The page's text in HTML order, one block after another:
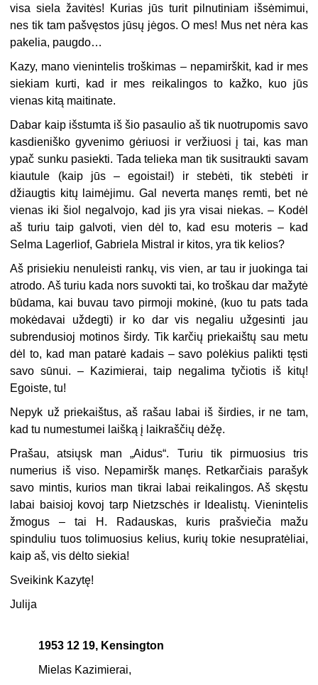
visa siela žavitės! Kurias jūs turit pilnutiniam išsėmimui,
nes tik tam pašvęstos jūsų jėgos. O mes! Mus net nėra kas
pakelia, paugdo…
Kazy, mano vienintelis troškimas – nepamirškit, kad ir mes
siekiam kurti, kad ir mes reikalingos to kažko, kuo jūs
vienas kitą maitinate.
Dabar kaip išstumta iš šio pasaulio aš tik nuotrupomis savo
kasdieniško gyvenimo gėriuosi ir veržiuosi į tai, kas man
ypač sunku pasiekti. Tada telieka man tik susitraukti savam
kiautule (kaip jūs – egoistai!) ir stebėti, tik stebėti ir
džiaugtis kitų laimėjimu. Gal neverta manęs remti, bet nė
vienas iki šiol negalvojo, kad jis yra visai niekas. – Kodėl
aš turiu taip galvoti, vien dėl to, kad esu moteris – kad
Selma Lagerliof, Gabriela Mistral ir kitos, yra tik kelios?
Aš prisiekiu nenuleisti rankų, vis vien, ar tau ir juokinga tai
atrodo. Aš turiu kada nors suvokti tai, ko troškau dar mažytė
būdama, kai buvau tavo pirmoji mokinė, (kuo tu pats tada
mokėdavai uždegti) ir ko dar vis negaliu užgesinti jau
subrendusioj motinos širdy. Tik karčių priekaištų sau metu
dėl to, kad man patarė kadais – savo polėkius palikti tęsti
savo sūnui. – Kazimierai, taip negalima tyčiotis iš kitų!
Egoiste, tu!
Nepyk už priekaištus, aš rašau labai iš širdies, ir ne tam,
kad tu numestumei laišką į laikraščių dėžę.
Prašau, atsiųsk man „Aidus“. Turiu tik pirmuosius tris
numerius iš viso. Nepamiršk manęs. Retkarčiais parašyk
savo mintis, kurios man tikrai labai reikalingos. Aš skęstu
labai baisioj kovoj tarp Nietzschės ir Idealistų. Vienintelis
žmogus – tai H. Radauskas, kuris prašviečia mažu
spinduliu tuos tolimuosius kelius, kurių tokie nesupratėliai,
kaip aš, vis dėlto siekia!
Sveikink Kazytę!
Julija
1953 12 19, Kensington
Mielas Kazimierai,